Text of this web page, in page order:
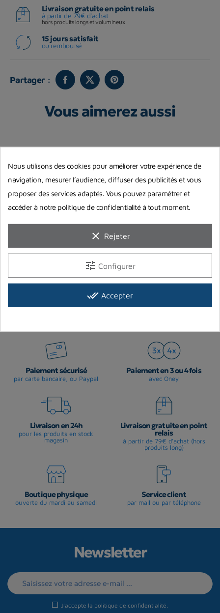
Livraison gratuite en point relais
à partir de 79€ d'achat
hors produits longs et volumineux
15 jours satisfait
ou remboursé
Partager :
Vous aimerez aussi
Purge X-deep pour wings
XDEEP
Boucle de ceinture Halcyon
Halcyon
24,00 €
Paiement sécurisé
par carte bancaire, ou Paypal
Paiement en 3 ou 4 fois
avec Oney
Livraison en 24h
pour les produits en stock
magasin
Livraison gratuite en point
relais
à partir de 79€ d'achat (hors
produits long)
Boutique physique
ouverte du mardi au samedi
Service client
par mail ou par téléphone
Newsletter
J'accepte la politique de confidentialité
Nous utilisons des cookies pour améliorer votre expérience de
navigation, mesurer l’audience, diffuser des publicités et vous
proposer des services adaptés. Vous pouvez paramétrer et
accéder à notre politique de confidentialité à tout moment.
clear Rejeter
tune Configurer
done_all Accepter